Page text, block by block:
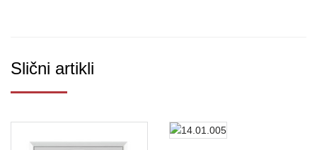
Slični artikli